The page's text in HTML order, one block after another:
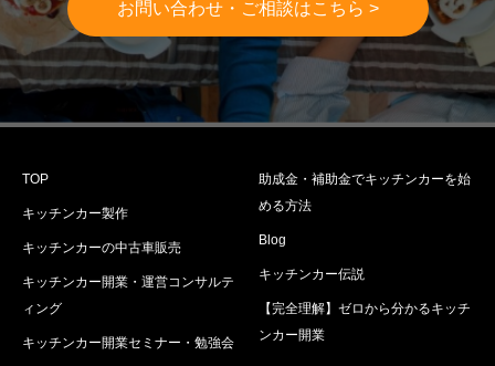
お問い合わせ・ご相談はこちら >
TOP
キッチンカー製作
キッチンカーの中古車販売
キッチンカー開業・運営コンサルテ
ィング
キッチンカー開業セミナー・勉強会
助成金・補助金でキッチンカーを始
める方法
Blog
キッチンカー伝説
【完全理解】ゼロから分かるキッチ
ンカー開業